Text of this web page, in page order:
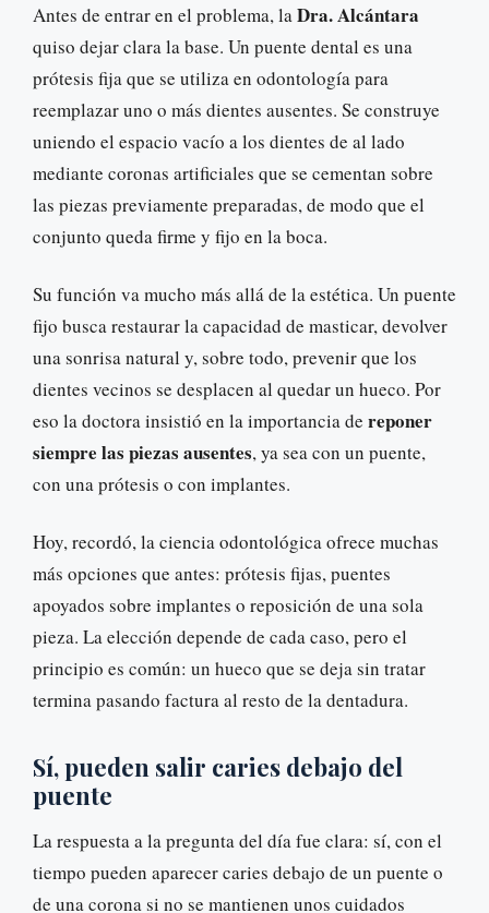
Antes de entrar en el problema, laDra. Alcántara
quiso dejar clara la base. Un puente dental es una
prótesis fija que se utiliza en odontología para
reemplazar uno o más dientes ausentes. Se construye
uniendo el espacio vacío a los dientes de al lado
mediante coronas artificiales que se cementan sobre
las piezas previamente preparadas, de modo que el
conjunto queda firme y fijo en la boca.
Su función va mucho más allá de la estética. Un puente
fijo busca restaurar la capacidad de masticar, devolver
una sonrisa natural y, sobre todo, prevenir que los
dientes vecinos se desplacen al quedar un hueco. Por
eso la doctora insistió en la importancia de reponer
siempre las piezas ausentes, ya sea con un puente,
con una prótesis o con implantes.
Hoy, recordó, la ciencia odontológica ofrece muchas
más opciones que antes: prótesis fijas, puentes
apoyados sobre implantes o reposición de una sola
pieza. La elección depende de cada caso, pero el
principio es común: un hueco que se deja sin tratar
termina pasando factura al resto de la dentadura.
Sí, pueden salir caries debajo del
puente
La respuesta a la pregunta del día fue clara: sí, con el
tiempo pueden aparecer caries debajo de un puente o
de una corona si no se mantienen unos cuidados